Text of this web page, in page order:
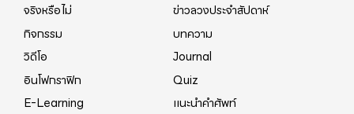
จริงหรือไม่
ข่าวลวงประจำสัปดาห์
กิจกรรม
บทความ
วิดีโอ
Journal
อินโฟกราฟิก
Quiz
E-Learning
แนะนำคำศัพท์